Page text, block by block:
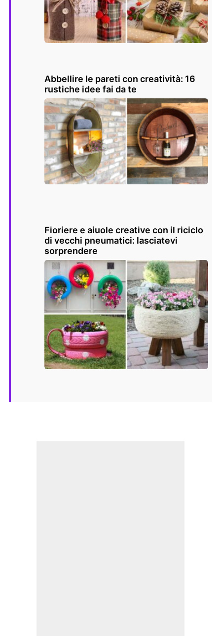
Abbellire le pareti con creatività: 16
rustiche idee fai da te
Fioriere e aiuole creative con il riciclo
di vecchi pneumatici: lasciatevi
sorprendere